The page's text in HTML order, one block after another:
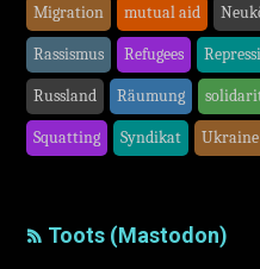
Migration mutual aid
Rassismus Refugees
Russland Räumung
Squatting Syndikat Ukraine
Toots (Mastodon)